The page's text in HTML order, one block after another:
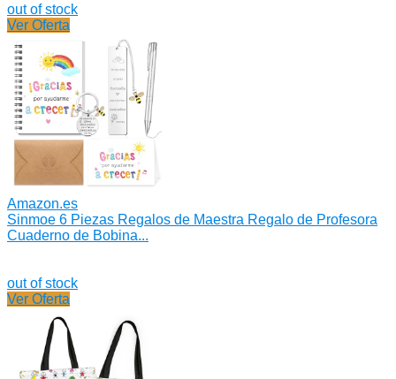
out of stock
Ver Oferta
Amazon.es
Sinmoe 6 Piezas Regalos de Maestra Regalo de Profesora
Cuaderno de Bobina...
out of stock
Ver Oferta